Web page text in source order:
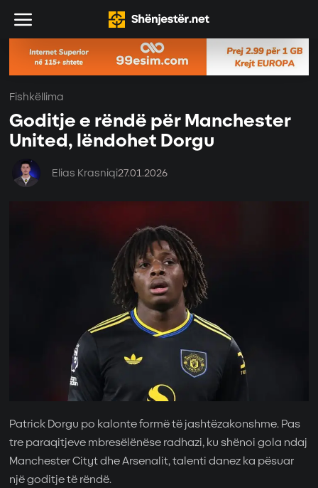
Fishkëllima
Goditje e rëndë për Manchester
United, lëndohet Dorgu
Elias Krasniqi27.01.2026
Patrick Dorgu po kalonte formë të jashtëzakonshme. Pas
tre paraqitjeve mbresëlënëse radhazi, ku shënoi gola ndaj
Manchester Cityt dhe Arsenalit, talenti danez ka pësuar
një goditje të rëndë.